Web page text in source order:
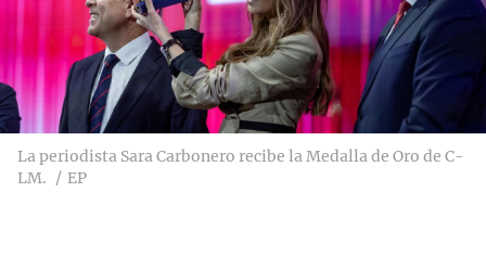
La periodista Sara Carbonero recibe la Medalla de Oro de C-
LM.
EP